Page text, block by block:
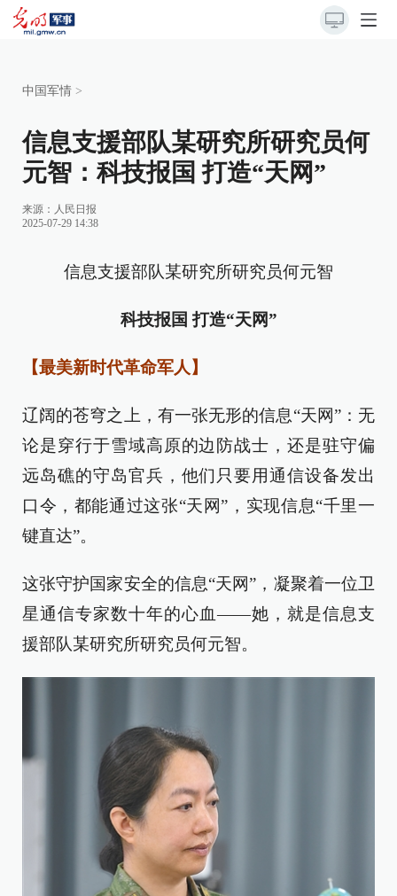
中国军情 >
信息支援部队某研究所研究员何
元智：科技报国 打造“天网”
来源： 人民日报
2025-07-29 14:38
信息支援部队某研究所研究员何元智
科技报国 打造“天网”
【最美新时代革命军人】
辽阔的苍穹之上，有一张无形的信息“天网”：无
论是穿行于雪域高原的边防战士，还是驻守偏
远岛礁的守岛官兵，他们只要用通信设备发出
口令，都能通过这张“天网”，实现信息“千里一
键直达”。
这张守护国家安全的信息“天网”，凝聚着一位卫
星通信专家数十年的心血——她，就是信息支
援部队某研究所研究员何元智。